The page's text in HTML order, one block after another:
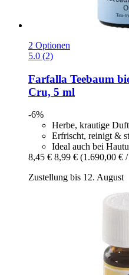
2 Optionen
5.0 (2)
Farfalla Teebaum
Cru, 5 ml
-6%
Herbe, krautige
Erfrischt, reinigt &
Ideal auch bei
8,45 € 8,99 € (1.690,00 €
Zustellung bis 12. August